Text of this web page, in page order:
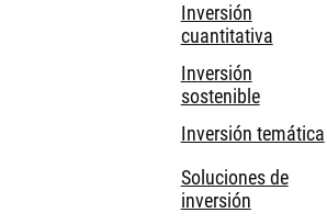
Inversión
cuantitativa
Inversión
sostenible
Inversión temática
Soluciones de
inversión